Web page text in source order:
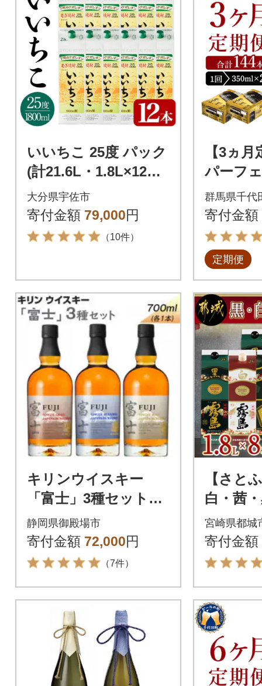
いいちこ 25度 パック
(計21.6L・1.8L×12本)
【107305100】【時枝
酒店】
大分県宇佐市
寄付金額 79,000円
（10件）
【3ヵ
パーフ
リービ
B
群馬県千代
寄付金額
定期便
キリンウイスキー
「富士」3種セット
『987』
静岡県御殿場市
寄付金額 72,000円
（7件）
【さと
白・茜
Lパック
宮崎県都城
寄付金額